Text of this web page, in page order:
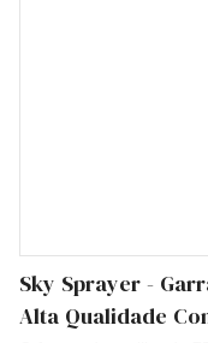
Sky Sprayer -
Alta Qualidade